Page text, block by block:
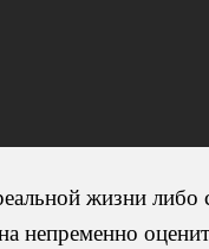
жизни
непременно